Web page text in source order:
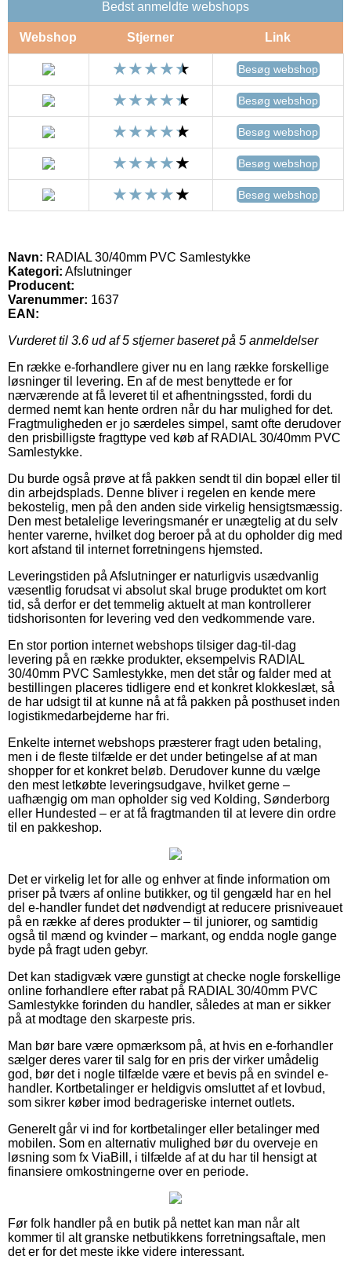
Bedst anmeldte webshops
Webshop Stjerner Link
Besøg webshop
Besøg webshop
Besøg webshop
Besøg webshop
Besøg webshop
Navn: RADIAL 30/40mm PVC Samlestykke
Kategori: Afslutninger
Producent:
Varenummer: 1637
EAN:
Vurderet til 3.6 ud af 5 stjerner baseret på 5 anmeldelser
En række e-forhandlere giver nu en lang række forskellige
løsninger til levering. En af de mest benyttede er for
nærværende at få leveret til et afhentningssted, fordi du
dermed nemt kan hente ordren når du har mulighed for det.
Fragtmuligheden er jo særdeles simpel, samt ofte derudover
den prisbilligste fragttype ved køb af RADIAL 30/40mm PVC
Samlestykke.
Du burde også prøve at få pakken sendt til din bopæl eller til
din arbejdsplads. Denne bliver i regelen en kende mere
bekostelig, men på den anden side virkelig hensigtsmæssig.
Den mest betalelige leveringsmanér er unægtelig at du selv
henter varerne, hvilket dog beroer på at du opholder dig med
kort afstand til internet forretningens hjemsted.
Leveringstiden på Afslutninger er naturligvis usædvanlig
væsentlig forudsat vi absolut skal bruge produktet om kort
tid, så derfor er det temmelig aktuelt at man kontrollerer
tidshorisonten for levering ved den vedkommende vare.
En stor portion internet webshops tilsiger dag-til-dag
levering på en række produkter, eksempelvis RADIAL
30/40mm PVC Samlestykke, men det står og falder med at
bestillingen placeres tidligere end et konkret klokkeslæt, så
de har udsigt til at kunne nå at få pakken på posthuset inden
logistikmedarbejderne har fri.
Enkelte internet webshops præsterer fragt uden betaling,
men i de fleste tilfælde er det under betingelse af at man
shopper for et konkret beløb. Derudover kunne du vælge
den mest letkøbte leveringsudgave, hvilket gerne –
uafhængig om man opholder sig ved Kolding, Sønderborg
eller Hundested – er at få fragtmanden til at levere din ordre
til en pakkeshop.
Det er virkelig let for alle og enhver at finde information om
priser på tværs af online butikker, og til gengæld har en hel
del e-handler fundet det nødvendigt at reducere prisniveauet
på en række af deres produkter – til juniorer, og samtidig
også til mænd og kvinder – markant, og endda nogle gange
byde på fragt uden gebyr.
Det kan stadigvæk være gunstigt at checke nogle forskellige
online forhandlere efter rabat på RADIAL 30/40mm PVC
Samlestykke forinden du handler, således at man er sikker
på at modtage den skarpeste pris.
Man bør bare være opmærksom på, at hvis en e-forhandler
sælger deres varer til salg for en pris der virker umådelig
god, bør det i nogle tilfælde være et bevis på en svindel e-
handler. Kortbetalinger er heldigvis omsluttet af et lovbud,
som sikrer køber imod bedrageriske internet outlets.
Generelt går vi ind for kortbetalinger eller betalinger med
mobilen. Som en alternativ mulighed bør du overveje en
løsning som fx ViaBill, i tilfælde af at du har til hensigt at
finansiere omkostningerne over en periode.
Før folk handler på en butik på nettet kan man når alt
kommer til alt granske netbutikkens forretningsaftale, men
det er for det meste ikke videre interessant.